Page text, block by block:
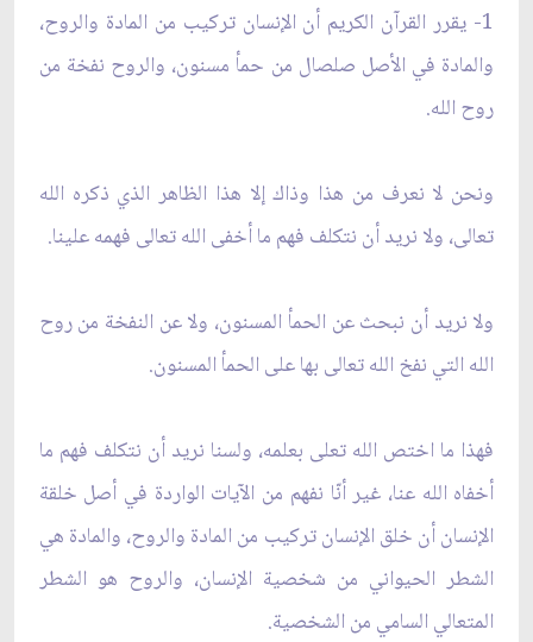
1- يقرر القرآن الكريم أن الإنسان تركيب من المادة والروح،
والمادة في الأصل صلصال من حمأ مسنون، والروح نفخة من
روح الله.
ونحن لا نعرف من هذا وذاك إلا هذا الظاهر الذي ذكره الله
تعالى، ولا نريد أن نتكلف فهم ما أخفى الله تعالى فهمه علينا.
ولا نريد أن نبحث عن الحمأ المسنون، ولا عن النفخة من روح
الله التي نفخ الله تعالى بها على الحمأ المسنون.
فهذا ما اختص الله تعلى بعلمه، ولسنا نريد أن نتكلف فهم ما
أخفاه الله عنا، غير أنّا نفهم من الآيات الواردة في أصل خلقة
الإنسان أن خلق الإنسان تركيب من المادة والروح، والمادة هي
الشطر الحيواني من شخصية الإنسان، والروح هو الشطر
المتعالي السامي من الشخصية.